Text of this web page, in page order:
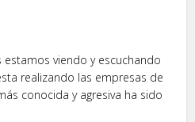
viendo y escuchando
realizando las empresas de
conocida y agresiva ha sido